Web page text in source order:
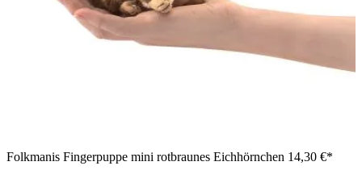
Folkmanis Fingerpuppe mini rotbraunes Eichhörnchen 14,30 €*